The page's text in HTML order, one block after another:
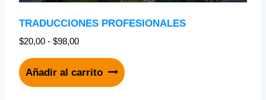
TRADUCCIONES PROFESIONALES
$20,00 - $98,00
Añadir al carrito